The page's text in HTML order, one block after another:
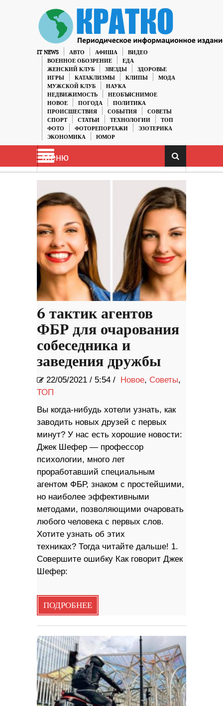
IT NEWS АВТО АФИША
ВИДЕО
ВОЕННОЕ ОБОЗРЕНИЕ
ЕДА
ЖЕНСКИЙ КЛУБ
ЗВЕЗДЫ
ЗДОРОВЬЕ
ИГРЫ
КАТАКЛИЗМЫ КЛИПЫ
МОДА
МУЖСКОЙ КЛУБ
НАУКА
НЕДВИЖИМОСТЬ
НЕОБЪЯСНИМОЕ
НОВОЕ
ПОГОДА
ПОЛИТИКА
ПРОИСШЕСТВИЯ
СОБЫТИЯ
СОВЕТЫ
СПОРТ
СТАТЬИ ТЕХНОЛОГИИ
ТОП
ФОТО
ФОТОРЕПОРТАЖИ
ЭЗОТЕРИКА
ЭКОНОМИКА
ЮМОР
Меню
6 тактик агентов
ФБР для очарования
собеседника и
заведения дружбы
22/05/2021 / 5:54 / Новое, Советы,
ТОП
Вы когда-нибудь хотели узнать, как
заводить новых друзей с первых
минут? У нас есть хорошие новости:
Джек Шефер — профессор
психологии, много лет
проработавший специальным
агентом ФБР, знаком с простейшими,
но наиболее эффективными
методами, позволяющими очаровать
любого человека с первых слов.
Хотите узнать об этих
техниках? Тогда читайте дальше! 1.
Совершите ошибку Как говорит Джек
Шефер:
ПОДРОБНЕЕ